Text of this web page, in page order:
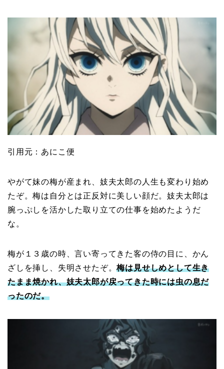
引用元：あにこ便
やがて妹の梅が産まれ、妓夫太郎の人生も変わり始め
たぞ。梅は自分とは正反対に美しい顔だ。妓夫太郎は
腕っぷしを活かした取り立ての仕事を始めたようだ
な。
梅が１３歳の時、言い寄ってきた客の侍の目に、かん
ざしを挿し、失明させたぞ。梅は見せしめとして生き
たまま焼かれ、妓夫太郎が戻ってきた時には虫の息だ
ったのだ。